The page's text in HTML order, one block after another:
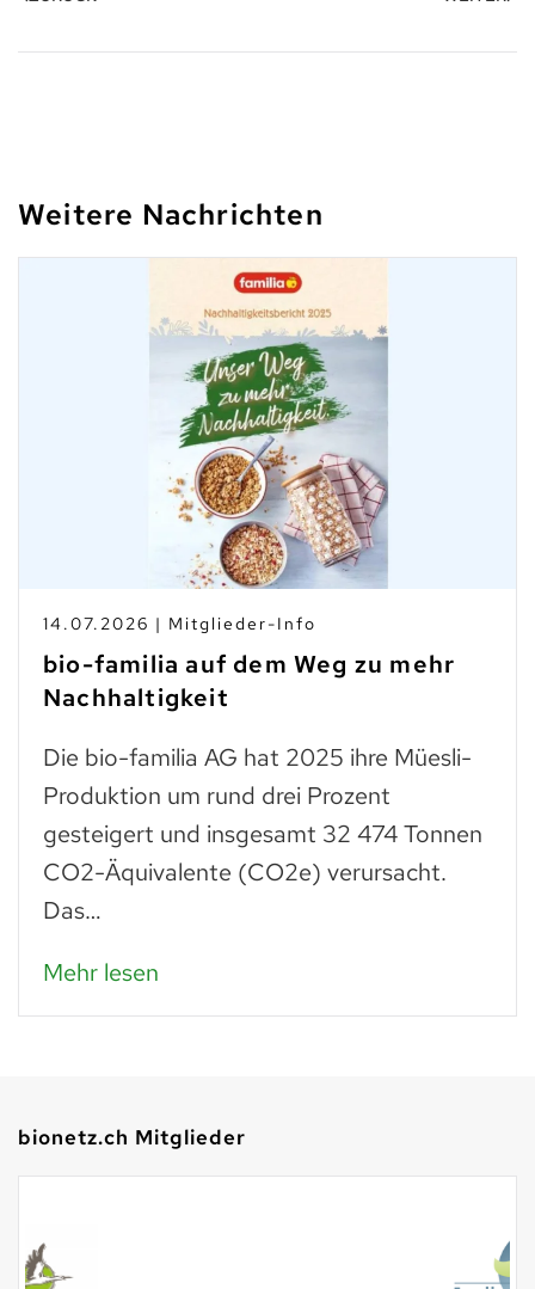
Weitere Nachrichten
14.07.2026 | Mitglieder-Info
bio-familia auf dem Weg zu mehr
Nachhaltigkeit
Die bio-familia AG hat 2025 ihre Müesli-
Produktion um rund drei Prozent
gesteigert und insgesamt 32 474 Tonnen
CO2-Äquivalente (CO2e) verursacht.
Das…
Mehr lesen
bionetz.ch Mitglieder